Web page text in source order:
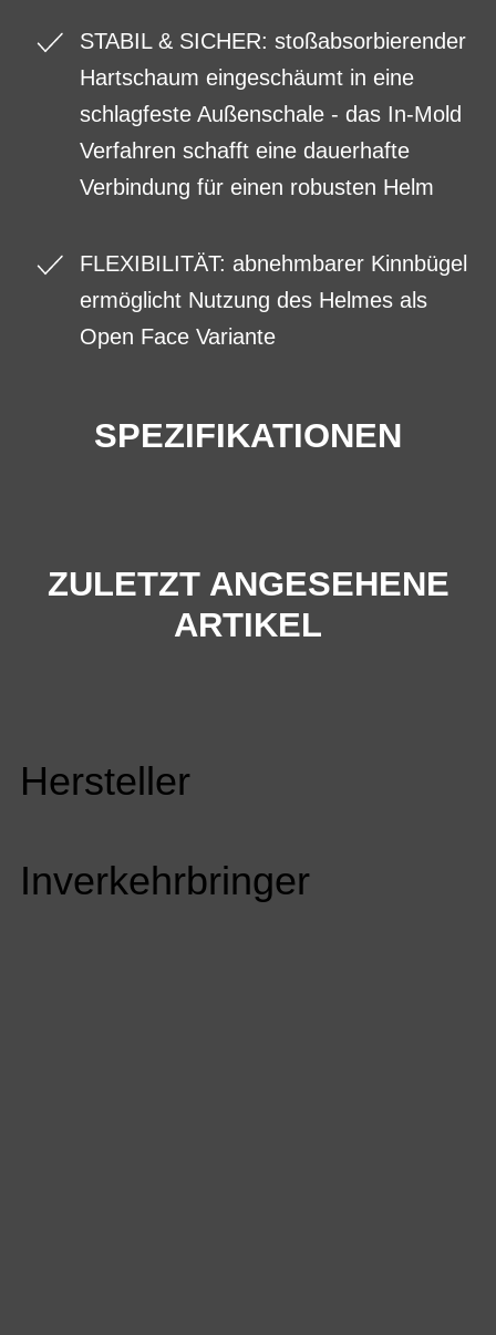
STABIL & SICHER: stoßabsorbierender
Hartschaum eingeschäumt in eine
schlagfeste Außenschale - das In-Mold
Verfahren schafft eine dauerhafte
Verbindung für einen robusten Helm
FLEXIBILITÄT: abnehmbarer Kinnbügel
ermöglicht Nutzung des Helmes als
Open Face Variante
SPEZIFIKATIONEN
ZULETZT ANGESEHENE
ARTIKEL
Hersteller
Inverkehrbringer